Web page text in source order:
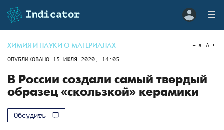
ХИМИЯ И НАУКИ О МАТЕРИАЛАХ
ОПУБЛИКОВАНО 15 ИЮЛЯ 2020, 14:05
a A
В России создали самый твердый
образец «скользкой» керамики
Обсудить